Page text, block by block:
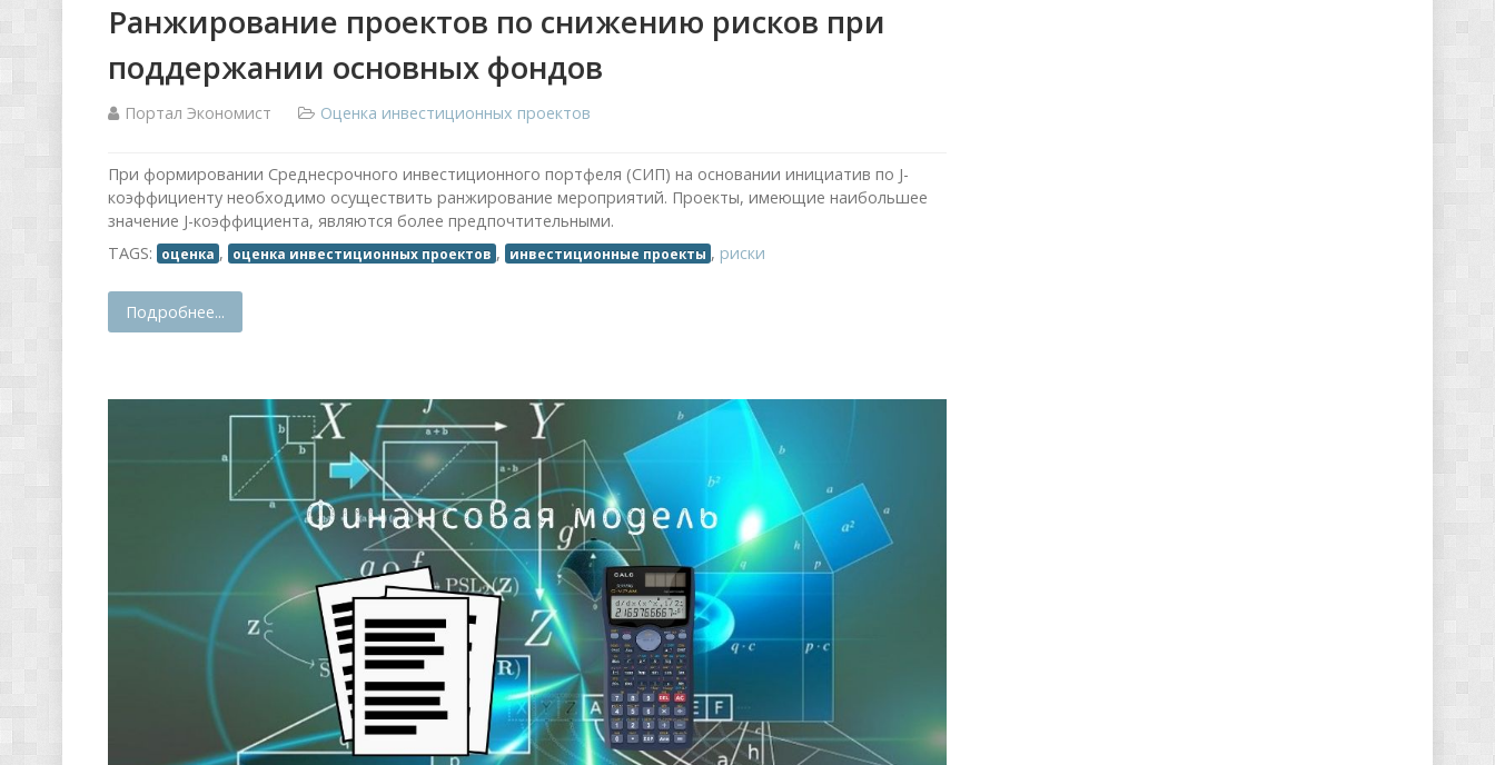
Ранжирование проектов по снижению рисков при
поддержании основных фондов
Портал Экономист Оценка инвестиционных проектов
При формировании Среднесрочного инвестиционного портфеля (СИП) на основании инициатив по J-
коэффициенту необходимо осуществить ранжирование мероприятий. Проекты, имеющие наибольшее
значение J-коэффициента, являются более предпочтительными.
TAGS:
оценка , оценка инвестиционных проектов , инвестиционные проекты , риски
Подробнее...